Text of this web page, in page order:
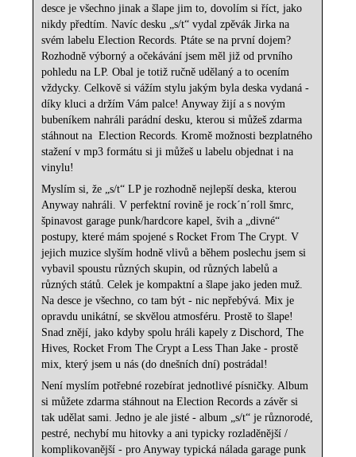
desce je všechno jinak a šlape jim to, dovolím si říct, jako
nikdy předtím. Navíc desku „s/t“ vydal zpěvák Jirka na
svém labelu Election Records. Ptáte se na první dojem?
Rozhodně výborný a očekávání jsem měl již od prvního
pohledu na LP. Obal je totiž ručně udělaný a to ocením
vždycky. Celkově si vážím stylu jakým byla deska vydaná -
díky kluci a držím Vám palce! Anyway žijí a s novým
bubeníkem nahráli parádní desku, kterou si můžeš zdarma
stáhnout na Election Records. Kromě možnosti bezplatného
stažení v mp3 formátu si ji můžeš u labelu objednat i na
vinylu!
Myslím si, že „s/t“ LP je rozhodně nejlepší deska, kterou
Anyway nahráli. V perfektní rovině je rock´n´roll šmrc,
špinavost garage punk/hardcore kapel, švih a „divné“
postupy, které mám spojené s Rocket From The Crypt. V
jejich muzice slyším hodně vlivů a během poslechu jsem si
vybavil spoustu různých skupin, od různých labelů a
různých států. Celek je kompaktní a šlape jako jeden muž.
Na desce je všechno, co tam být - nic nepřebývá. Mix je
opravdu unikátní, se skvělou atmosféru. Prostě to šlape!
Snad znějí, jako kdyby spolu hráli kapely z Dischord, The
Hives, Rocket From The Crypt a Less Than Jake - prostě
mix, který jsem u nás (do dnešních dní) postrádal!
Není myslím potřebné rozebírat jednotlivé písničky. Album
si můžete zdarma stáhnout na Election Records a závěr si
tak udělat sami. Jedno je ale jisté - album „s/t“ je různorodé,
pestré, nechybí mu hitovky a ani typicky rozladěnější /
komplikovanější - pro Anyway typická nálada garage punk